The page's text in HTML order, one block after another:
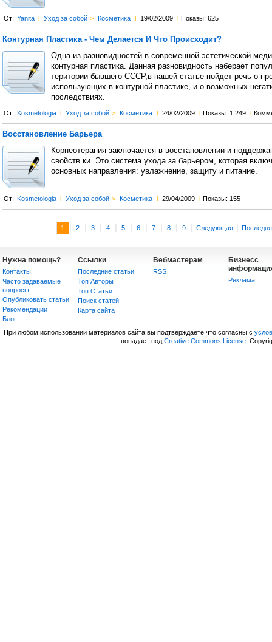
От: Yanita l Уход за собой > Косметика l 19/02/2009 l Показы: 625
Контурная Пластика - Чем Делается И Что Происходит?
Одна из разновидностей в современной эстетической
контурная пластика. Данная разновидность наберает
територии бывшего СССР,в нашей статье пойдет речь о
использующих в контурной пластике, и о возможных
последствиях.
От: Kosmetologia l Уход за собой > Косметика l 24/02/2009 l Показы: 1,249 l
Восстановление Барьера
Корнеотерапия заключается в восстановлении и
свойств ки. Это система ухода за барьером, которая
основных направления: увлажнение, защиту и питание.
От: Kosmetologia l Уход за собой > Косметика l 29/04/2009 l Показы: 155
1 2 3 4 5 6 7 8 9 Следующая
Нужна помощь?
Контакты
Часто задаваемые
вопросы
Опубликовать статьи
Рекомендации
Блог
Ссылки
Последние статьи
Топ Авторы
Топ Статьи
Поиск статей
Карта сайта
Вебмастерам
RSS
Бизнесс
Реклама
При любом использовании материалов сайта вы подтверждаете что согласны с
попадает под Creative Commons License.